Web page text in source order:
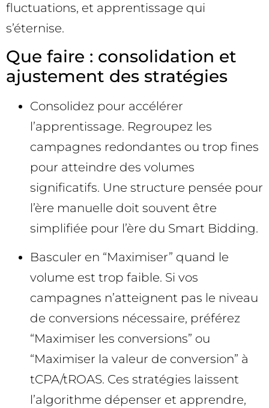
fluctuations, et apprentissage qui
s’éternise.
Que faire : consolidation et
ajustement des stratégies
Consolidez pour accélérer
l’apprentissage. Regroupez les
campagnes redondantes ou trop fines
pour atteindre des volumes
significatifs. Une structure pensée pour
l’ère manuelle doit souvent être
simplifiée pour l’ère du Smart Bidding.
Basculer en “Maximiser” quand le
volume est trop faible. Si vos
campagnes n’atteignent pas le niveau
de conversions nécessaire, préférez
“Maximiser les conversions” ou
“Maximiser la valeur de conversion” à
tCPA/tROAS. Ces stratégies laissent
l’algorithme dépenser et apprendre,